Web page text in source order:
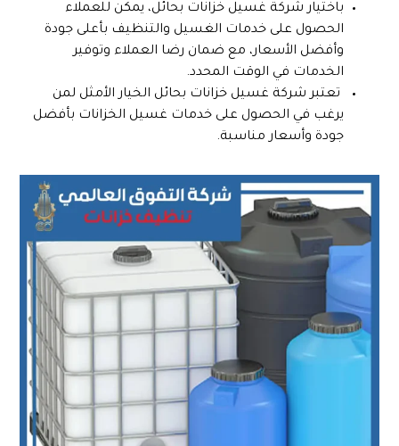
باختيار شركة غسيل خزانات بحائل، يمكن للعملاء
الحصول على خدمات الغسيل والتنظيف بأعلى جودة
وأفضل الأسعار، مع ضمان رضا العملاء وتوفير
الخدمات في الوقت المحدد.
تعتبر شركة غسيل خزانات بحائل الخيار الأمثل لمن
يرغب في الحصول على خدمات غسيل الخزانات بأفضل
جودة وأسعار مناسبة.